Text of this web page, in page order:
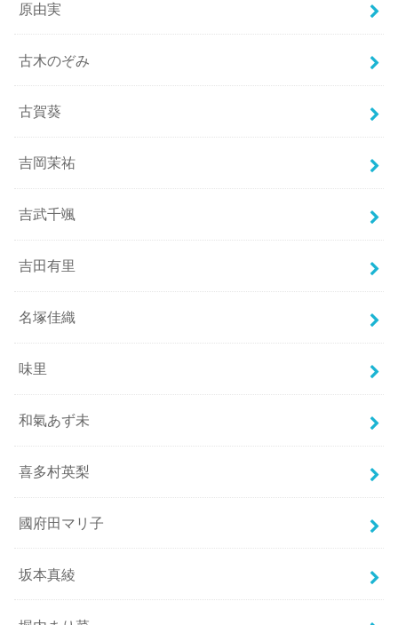
原由実
古木のぞみ
古賀葵
吉岡茉祐
吉武千颯
吉田有里
名塚佳織
味里
和氣あず未
喜多村英梨
國府田マリ子
坂本真綾